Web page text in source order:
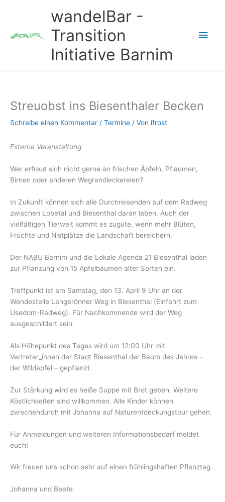
wandelBar -
Transition
Initiative Barnim
Streuobst ins Biesenthaler Becken
Schreibe einen Kommentar / Termine / Von ifrost
Externe Veranstaltung
Wer erfreut sich nicht gerne an frischen Äpfeln, Pflaumen,
Birnen oder anderen Wegrandleckereien?
In Zukunft können sich alle Durchreisenden auf dem Radweg
zwischen Lobetal und Biesenthal daran laben. Auch der
vielfältigen Tierwelt kommt es zugute, wenn mehr Blüten,
Früchte und Nistplätze die Landschaft bereichern.
Der NABU Barnim und die Lokale Agenda 21 Biesenthal laden
zur Pflanzung von 15 Apfelbäumen alter Sorten ein.
Treffpunkt ist am Samstag, den 13. April 9 Uhr an der
Wendestelle Langerönner Weg in Biesenthal (Einfahrt zum
Usedom-Radweg). Für Nachkommende wird der Weg
ausgeschildert sein.
Als Höhepunkt des Tages wird um 12:00 Uhr mit
Vertreter_innen der Stadt Biesenthal der Baum des Jahres –
der Wildapfel – gepflanzt.
Zur Stärkung wird es heiße Suppe mit Brot geben. Weitere
Köstlichkeiten sind willkommen. Alle Kinder können
zwischendurch mit Johanna auf Naturentdeckungstour gehen.
Für Anmeldungen und weiteren Informationsbedarf meldet
euch!
Wir freuen uns schon sehr auf einen frühlingshaften Pflanztag.
Johanna und Beate